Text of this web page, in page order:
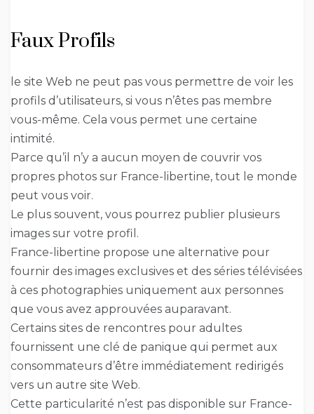
Faux Profils
le site Web ne peut pas vous permettre de voir les
profils d’utilisateurs, si vous n’êtes pas membre
vous-même. Cela vous permet une certaine
intimité.
Parce qu’il n’y a aucun moyen de couvrir vos
propres photos sur France-libertine, tout le monde
peut vous voir.
Le plus souvent, vous pourrez publier plusieurs
images sur votre profil.
France-libertine propose une alternative pour
fournir des images exclusives et des séries télévisées
à ces photographies uniquement aux personnes
que vous avez approuvées auparavant.
Certains sites de rencontres pour adultes
fournissent une clé de panique qui permet aux
consommateurs d’être immédiatement redirigés
vers un autre site Web.
Cette particularité n’est pas disponible sur France-